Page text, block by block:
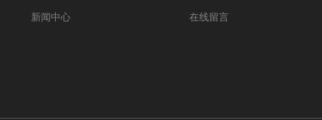
新闻中心 在线留言